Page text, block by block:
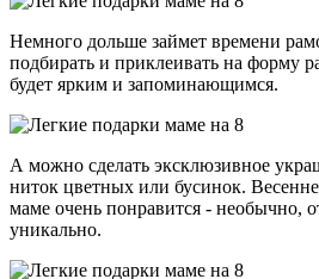
Немного дольше займет времени
подбирать и приклеивать на форму
будет ярким и запоминающимся.
А можно сделать эксклюзивное
ниток цветных или бусинок.
маме очень понравится - необычно,
уникально.